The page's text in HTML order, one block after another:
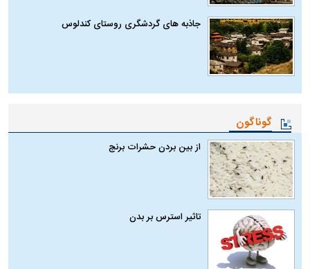
جاذبه های گردشگری روستای کندلوس
گوناگون
از بین بردن حشرات برنج
تاثیر استرس بر بدن